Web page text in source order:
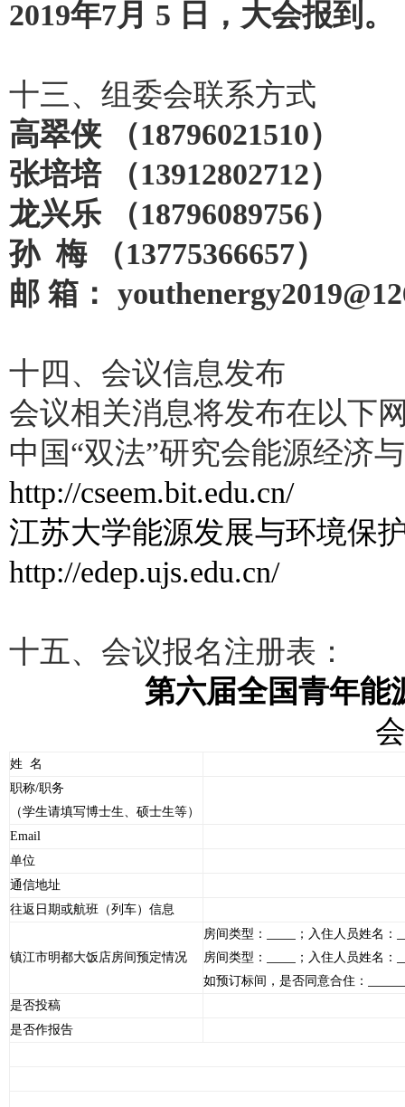
2019年7月 5 日，大会报到。
十三、组委会联系方式
高翠侠 （18796021510）
张培培 （13912802712）
龙兴乐 （18796089756）
孙 梅 （13775366657）
邮 箱：
十四、会议信息发布
会议相关消息将发布在以下
中国“双法”研究会能源经济
http://cseem.bit.edu.cn/
江苏大学能源发展与环境保
http://edep.ujs.edu.cn/
十五、会议报名注册表：
第六届全国青年能
姓 名
职称/职务
（学生请填写博士生、硕士生等）
Email
单位
通信地址
往返日期或航班（列车）信息
镇江市明都大饭店房间预定情况
房间类型：
；入住人员姓名：
房间类型：
；入住人员姓名：
如预订标间，是否同意合住：
是否投稿
是否作报告